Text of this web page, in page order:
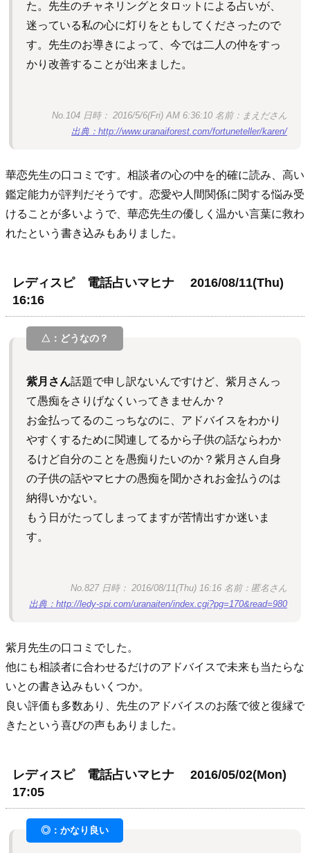
た。先生のチャネリングとタロットによる占いが、
迷っている私の心に灯りをともしてくださったので
す。先生のお導きによって、今では二人の仲をすっ
かり改善することが出来ました。
No.104 日時： 2016/5/6(Fri) AM 6:36:10 名前：まえださん
出典：http://www.uranaiforest.com/fortuneteller/karen/
華恋先生の口コミです。相談者の心の中を的確に読み、高い
鑑定能力が評判だそうです。恋愛や人間関係に関する悩み受
けることが多いようで、華恋先生の優しく温かい言葉に救わ
れたという書き込みもありました。
レディスピ 電話占いマヒナ 2016/08/11(Thu)
16:16
紫月さん話題で申し訳ないんですけど、紫月さんっ
て愚痴をさりげなくいってきませんか？
お金払ってるのこっちなのに、アドバイスをわかり
やすくするために関連してるから子供の話ならわか
るけど自分のことを愚痴りたいのか？紫月さん自身
の子供の話やマヒナの愚痴を聞かされお金払うのは
納得いかない。
もう日がたってしまってますが苦情出すか迷いま
す。
No.827 日時： 2016/08/11(Thu) 16:16 名前：匿名さん
出典：http://ledy-spi.com/uranaiten/index.cgi?pg=170&read=980
紫月先生の口コミでした。
他にも相談者に合わせるだけのアドバイスで未来も当たらな
いとの書き込みもいくつか。
良い評価も多数あり、先生のアドバイスのお蔭で彼と復縁で
きたという喜びの声もありました。
レディスピ 電話占いマヒナ 2016/05/02(Mon)
17:05